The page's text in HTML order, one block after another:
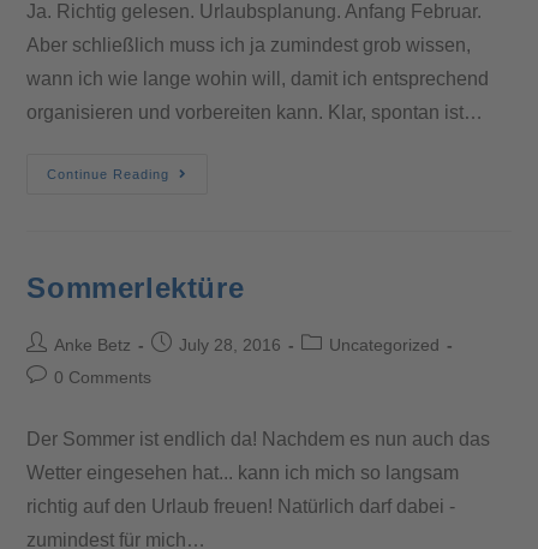
Ja. Richtig gelesen. Urlaubsplanung. Anfang Februar.
Aber schließlich muss ich ja zumindest grob wissen,
wann ich wie lange wohin will, damit ich entsprechend
organisieren und vorbereiten kann. Klar, spontan ist…
Continue Reading
Sommerlektüre
Anke Betz July 28, 2016
Uncategorized
0 Comments
Der Sommer ist endlich da! Nachdem es nun auch das
Wetter eingesehen hat... kann ich mich so langsam
richtig auf den Urlaub freuen! Natürlich darf dabei -
zumindest für mich…